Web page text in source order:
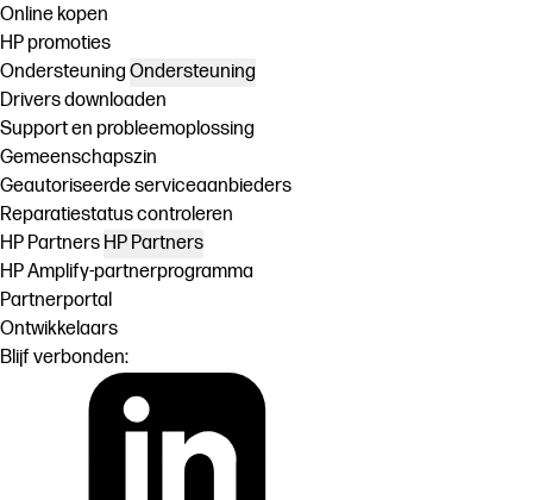
Online kopen
HP promoties
Ondersteuning Ondersteuning
Drivers downloaden
Support en probleemoplossing
Gemeenschapszin
Geautoriseerde serviceaanbieders
Reparatiestatus controleren
HP Partners HP Partners
HP Amplify-partnerprogramma
Partnerportal
Ontwikkelaars
Blijf verbonden: